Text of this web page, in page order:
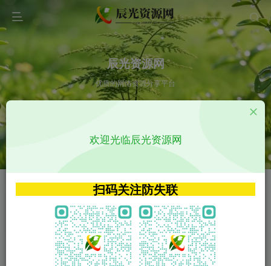
辰光资源网
优质的网络资源分享平台
VIP特权介绍 APP源码
VIP特权介绍
火
VIP特权介绍
影视源码
影视源码
欢迎光临辰光资源网
扫码关注防失联